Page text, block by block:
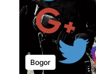
Bogor